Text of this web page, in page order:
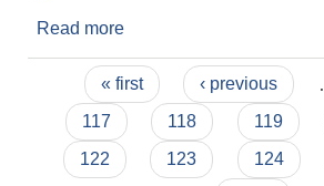
Read more
Pages« first ‹ previous
117
118 119
122
123 124